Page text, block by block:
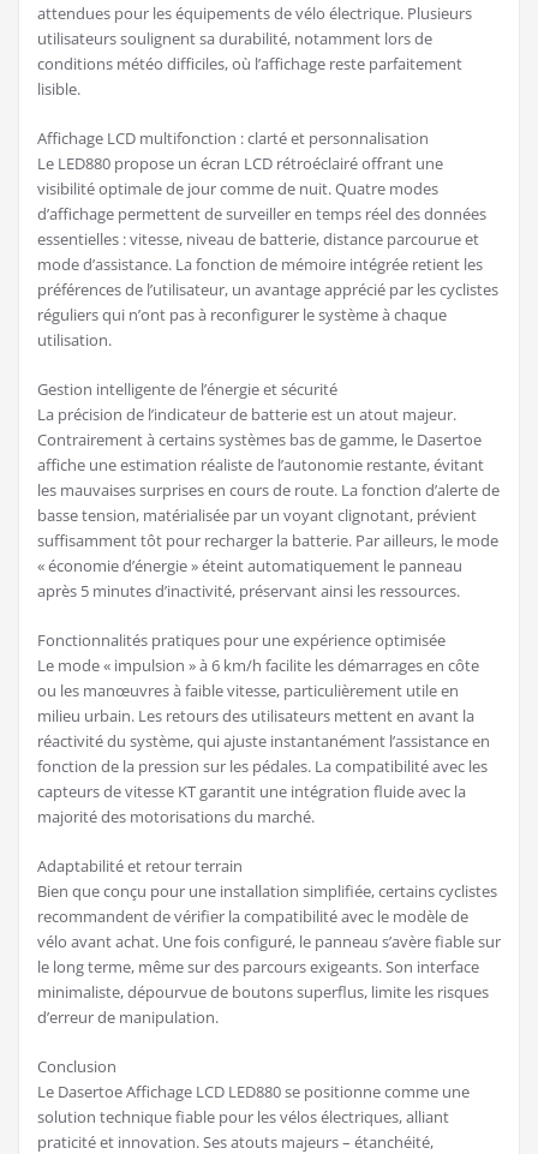
attendues pour les équipements de vélo électrique. Plusieurs
utilisateurs soulignent sa durabilité, notamment lors de
conditions météo difficiles, où l’affichage reste parfaitement
lisible.
Affichage LCD multifonction : clarté et personnalisation
Le LED880 propose un écran LCD rétroéclairé offrant une
visibilité optimale de jour comme de nuit. Quatre modes
d’affichage permettent de surveiller en temps réel des données
essentielles : vitesse, niveau de batterie, distance parcourue et
mode d’assistance. La fonction de mémoire intégrée retient les
préférences de l’utilisateur, un avantage apprécié par les cyclistes
réguliers qui n’ont pas à reconfigurer le système à chaque
utilisation.
Gestion intelligente de l’énergie et sécurité
La précision de l’indicateur de batterie est un atout majeur.
Contrairement à certains systèmes bas de gamme, le Dasertoe
affiche une estimation réaliste de l’autonomie restante, évitant
les mauvaises surprises en cours de route. La fonction d’alerte de
basse tension, matérialisée par un voyant clignotant, prévient
suffisamment tôt pour recharger la batterie. Par ailleurs, le mode
« économie d’énergie » éteint automatiquement le panneau
après 5 minutes d’inactivité, préservant ainsi les ressources.
Fonctionnalités pratiques pour une expérience optimisée
Le mode « impulsion » à 6 km/h facilite les démarrages en côte
ou les manœuvres à faible vitesse, particulièrement utile en
milieu urbain. Les retours des utilisateurs mettent en avant la
réactivité du système, qui ajuste instantanément l’assistance en
fonction de la pression sur les pédales. La compatibilité avec les
capteurs de vitesse KT garantit une intégration fluide avec la
majorité des motorisations du marché.
Adaptabilité et retour terrain
Bien que conçu pour une installation simplifiée, certains cyclistes
recommandent de vérifier la compatibilité avec le modèle de
vélo avant achat. Une fois configuré, le panneau s’avère fiable sur
le long terme, même sur des parcours exigeants. Son interface
minimaliste, dépourvue de boutons superflus, limite les risques
d’erreur de manipulation.
Conclusion
Le Dasertoe Affichage LCD LED880 se positionne comme une
solution technique fiable pour les vélos électriques, alliant
praticité et innovation. Ses atouts majeurs – étanchéité,